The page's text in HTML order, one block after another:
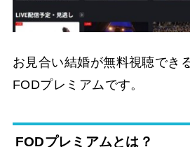
お見合い結婚が無料視聴でき
FODプレミアムです。
FODプレミアムとは？